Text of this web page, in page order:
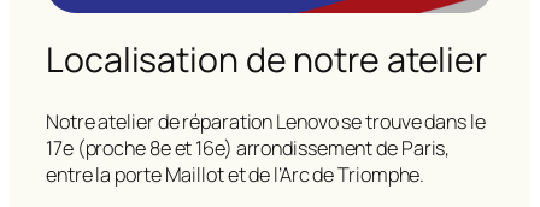
Localisation de notre atelier
Notre atelier de réparation Lenovo se trouve dans le
17e (proche 8e et 16e) arrondissement de Paris,
entre la porte Maillot et de l’Arc de Triomphe.